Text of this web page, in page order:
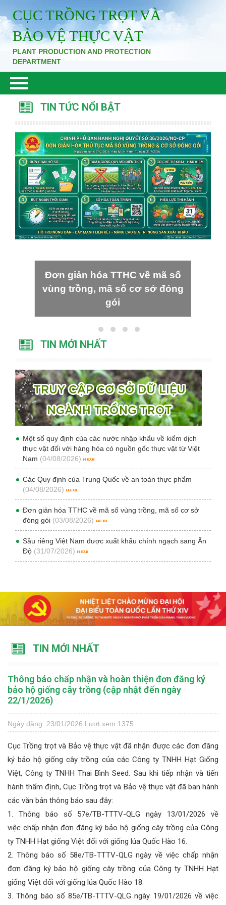
CỤC TRỒNG TRỌT VÀ
BẢO VỆ THỰC VẬT
PLANT PRODUCTION AND PROTECTION
DEPARTMENT
TIN TỨC NỔI BẬT
Đơn giản hóa TTHC về mã số
vùng trồng, mã số cơ sở đóng
gói
TIN MỚI NHẤT
Một số quy định của các nước nhập khẩu về kiểm dịch
thực vật đối với hàng hóa có nguồn gốc thực vật từ Việt
Nam (04/08/2026)
Các Quy định của Trung Quốc về an toàn thực phẩm
(04/08/2026)
Đơn giản hóa TTHC về mã số vùng trồng, mã số cơ sở
đóng gói (03/08/2026)
Sầu riêng Việt Nam được xuất khẩu chính ngạch sang Ấn
Độ (31/07/2026)
TIN MỚI NHẤT
Thông báo chấp nhận và hoàn thiện đơn đăng ký
bảo hộ giống cây trồng (cập nhật đến ngày
22/1/2026)
Ngày đăng: 23/01/2026 Lượt xem 1375
Cục Trồng trọt và Bảo vệ thực vật đã nhận được các đơn đăng
ký bảo hộ giống cây trồng của các Công ty TNHH Hạt Giống
Việt, Công ty TNHH Thai Bình Seed. Sau khi tiếp nhận và tiến
hành thẩm định, Cục Trồng trọt và Bảo vệ thực vật đã ban hành
các văn bản thông báo sau đây:
1. Thông báo số 57e/TB-TTTV-QLG ngày 13/01/2026 về
việc chấp nhận đơn đăng ký bảo hộ giống cây trồng của Công
ty TNHH Hạt giống Việt đối với giống lúa Quốc Hào 16.
2. Thông báo số 58e/TB-TTTV-QLG ngày về việc chấp nhận
đơn đăng ký bảo hộ giống cây trồng của Công ty TNHH Hạt
giống Việt đối với giống lúa Quốc Hào 18.
3. Thông báo số 85e/TB-TTTV-QLG ngày 19/01/2026 về việc